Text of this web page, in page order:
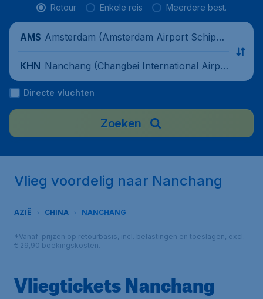
Retour Enkele reis Meerdere best.
AMS Amsterdam (Amsterdam Airport Schipho
KHN Nanchang (Changbei International Airpo
rt), China
Directe vluchten
Zoeken
Vlieg voordelig naar Nanchang
AZIË CHINA NANCHANG
*Vanaf-prijzen op retourbasis, incl. belastingen en toeslagen, excl.
€ 29,90 boekingskosten.
Vliegtickets Nanchang